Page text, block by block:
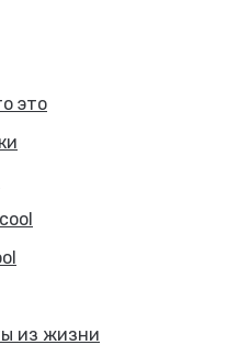
это
из жизни